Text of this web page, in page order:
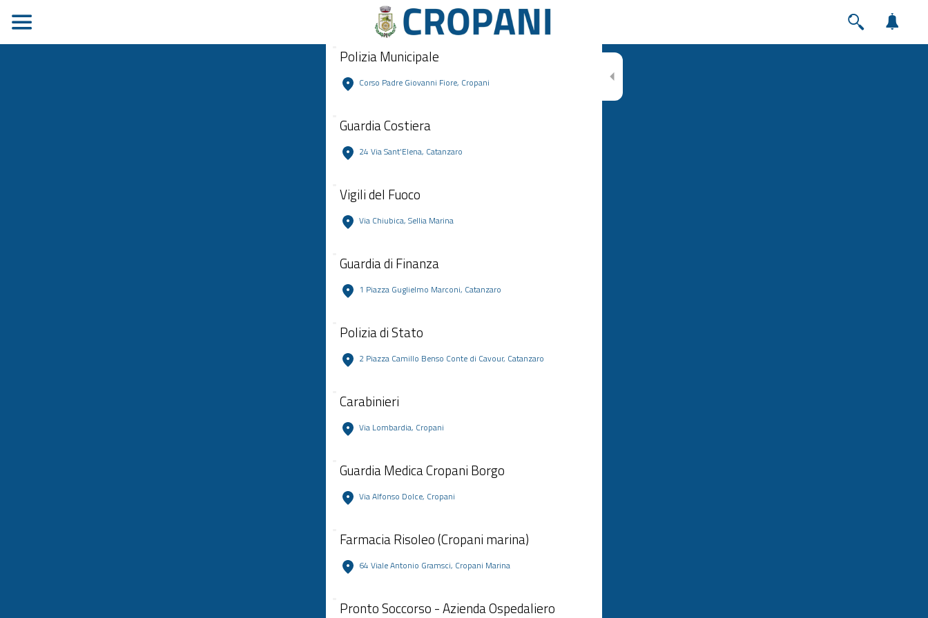
Polizia Municipale
Corso Padre Giovanni Fiore, Cropani
Guardia Costiera
24 Via Sant'Elena, Catanzaro
Vigili del Fuoco
Via Chiubica, Sellia Marina
Guardia di Finanza
1 Piazza Guglielmo Marconi, Catanzaro
Polizia di Stato
2 Piazza Camillo Benso Conte di Cavour, Catanzaro
Carabinieri
Via Lombardia, Cropani
Guardia Medica Cropani Borgo
Via Alfonso Dolce, Cropani
Farmacia Risoleo (Cropani marina)
64 Viale Antonio Gramsci, Cropani Marina
Pronto Soccorso - Azienda Ospedaliero